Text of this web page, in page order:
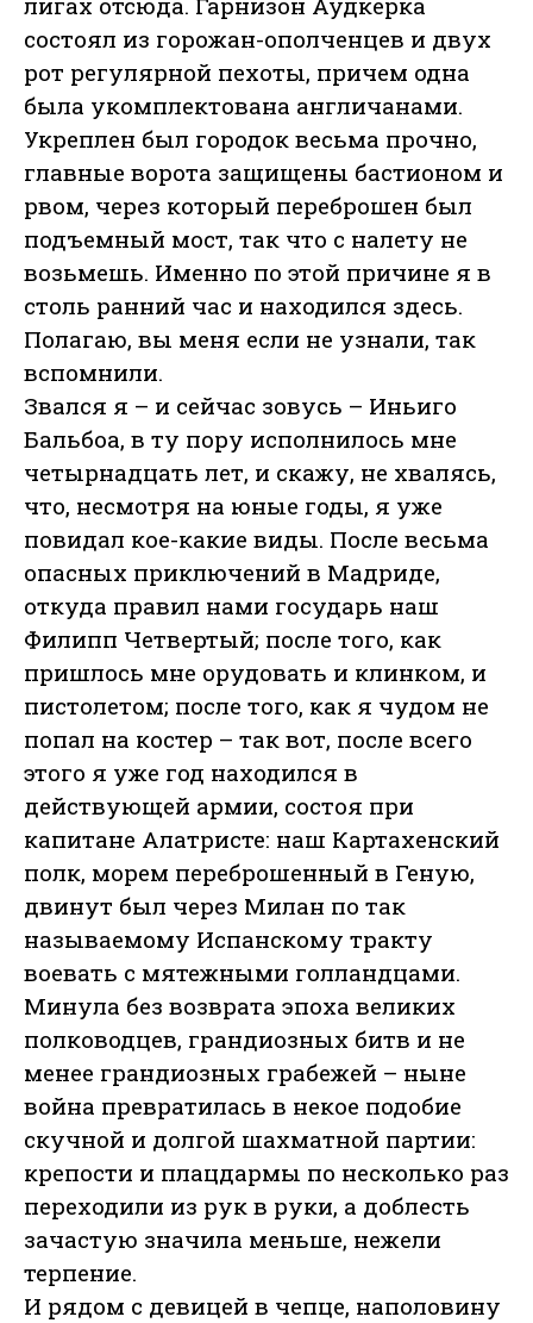
состоял из горожан-ополченцев и двух
рот регулярной пехоты, причем одна
была укомплектована англичанами.
Укреплен был городок весьма прочно,
главные ворота защищены бастионом и
рвом, через который переброшен был
подъемный мост, так что с налету не
возьмешь. Именно по этой причине я в
столь ранний час и находился здесь.
Полагаю, вы меня если не узнали, так
вспомнили.
Звался я – и сейчас зовусь – Иньиго
Бальбоа, в ту пору исполнилось мне
четырнадцать лет, и скажу, не хвалясь,
что, несмотря на юные годы, я уже
повидал кое-какие виды. После весьма
опасных приключений в Мадриде,
откуда правил нами государь наш
Филипп Четвертый; после того, как
пришлось мне орудовать и клинком, и
пистолетом; после того, как я чудом не
попал на костер – так вот, после всего
этого я уже год находился в
действующей армии, состоя при
капитане Алатристе: наш Картахенский
полк, морем переброшенный в Геную,
двинут был через Милан по так
называемому Испанскому тракту
воевать с мятежными голландцами.
Минула без возврата эпоха великих
полководцев, грандиозных битв и не
менее грандиозных грабежей – ныне
война превратилась в некое подобие
скучной и долгой шахматной партии:
крепости и плацдармы по несколько раз
переходили из рук в руки, а доблесть
зачастую значила меньше, нежели
терпение.
И рядом с девицей в чепце, наполовину